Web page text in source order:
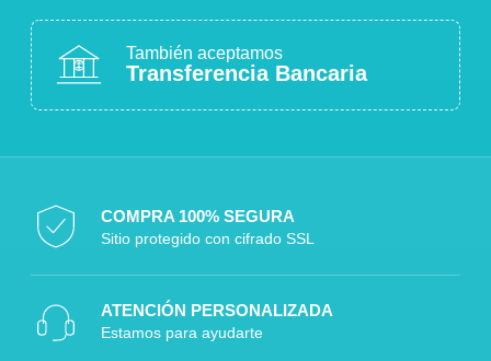
También aceptamos
Transferencia Bancaria
COMPRA 100% SEGURA
Sitio protegido con cifrado SSL
ATENCIÓN PERSONALIZADA
Estamos para ayudarte